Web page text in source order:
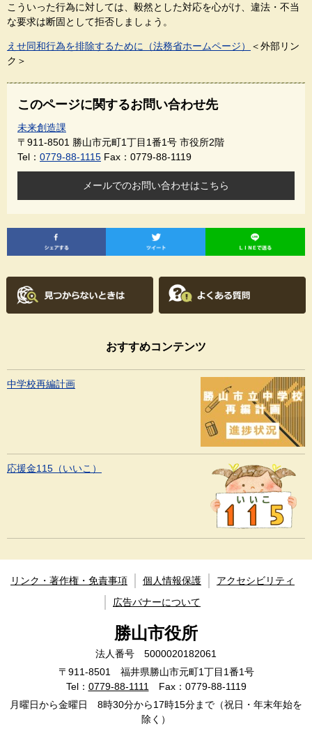
こういった行為に対しては、毅然とした対応を心がけ、違法・不当
な要求は断固として拒否しましょう。
えせ同和行為を排除するために（法務省ホームページ）
＜外部リン
ク＞
このページに関するお問い合わせ先
未来創造課
〒911-8501 勝山市元町1丁目1番1号 市役所2階
Tel： 0779-88-1115 Fax：0779-88-1119
メールでのお問い合わせはこちら
おすすめコンテンツ
中学校再編計画
応援金115（いいこ）
リンク・著作権・免責事項 個人情報保護
アクセシビリティ
広告バナーについて
勝山市役所
法人番号 5000020182061
〒911-8501 福井県勝山市元町1丁目1番1号
Tel： 0779-88-1111
Fax：0779-88-1119
月曜日から金曜日 8時30分から17時15分まで（祝日・年末年始を
除く）